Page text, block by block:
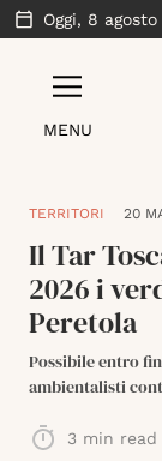
Oggi, 8 agosto
MENU
TERRITORI 20
Il Tar
2026 i
Peretola
Possibile entro
ambientalisti
3 min read